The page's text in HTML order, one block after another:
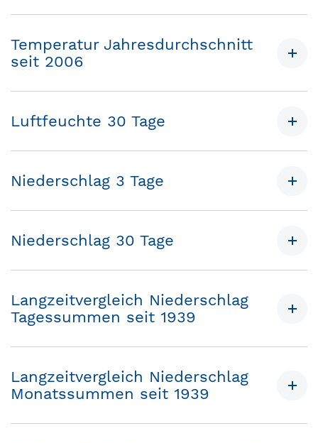
Temperatur Jahresdurchschnitt
seit 2006
Luftfeuchte 30 Tage
Niederschlag 3 Tage
Niederschlag 30 Tage
Langzeitvergleich Niederschlag
Tagessummen seit 1939
Langzeitvergleich Niederschlag
Monatssummen seit 1939